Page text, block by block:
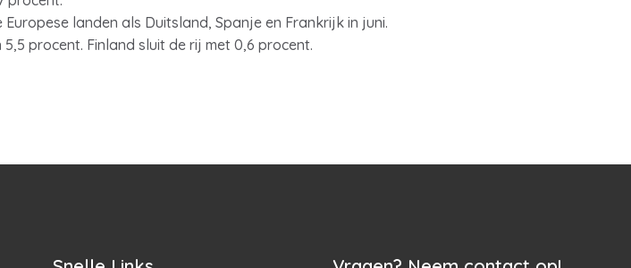
landen als Duitsland, Spanje en Frankrijk in juni.
procent. Finland sluit de rij met 0,6 procent.